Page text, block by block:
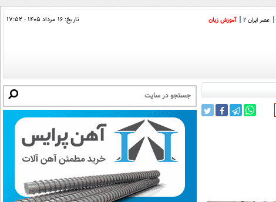
عصر ایران 2 آموزش زبان تاریخ: ۱۶ مرداد ۱۴۰۵ - ۱۷:۵۲